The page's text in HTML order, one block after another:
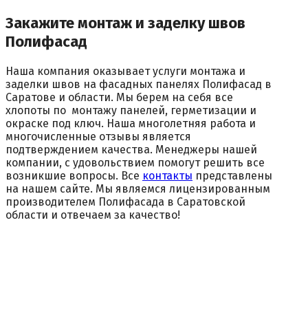
Закажите монтаж и заделку швов
Полифасад
Наша компания оказывает услуги монтажа и
заделки швов на фасадных панелях Полифасад в
Саратове и области. Мы берем на себя все
хлопоты по монтажу панелей, герметизации и
окраске под ключ. Наша многолетняя работа и
многочисленные отзывы является
подтверждением качества. Менеджеры нашей
компании, с удовольствием помогут решить все
возникшие вопросы. Все контакты представлены
на нашем сайте. Мы являемся лицензированным
производителем Полифасада в Саратовской
области и отвечаем за качество!